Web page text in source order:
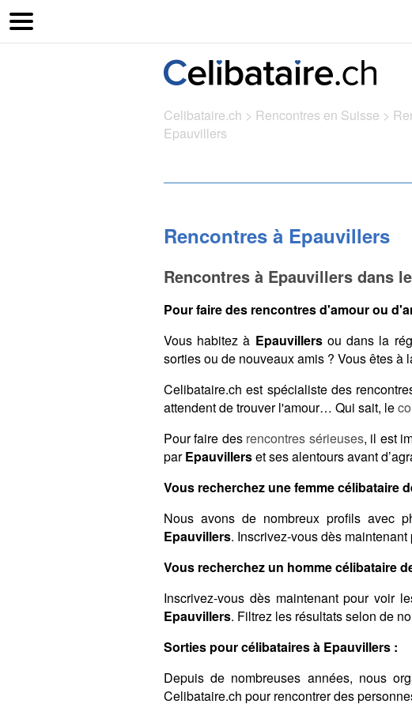
Celibataire.ch > Rencontres en Suisse >
Epauvillers
Rencontres à Epauvillers
Rencontres à Epauvillers dans
Pour faire des rencontres d'amour ou
Vous habitez à Epauvillersou dans la
sorties ou de nouveaux amis ? Vous êtes à
Celibataire.ch est spécialiste des
attendent de trouver l'amour… Qui sait, le
Pour faire des rencontres sérieuses, il est
parEpauvillerset ses alentours avant
Vous recherchez une femme célibataire
Nous avons de nombreux profils avec
Epauvillers. Inscrivez-vous dès
Vous recherchez un homme célibataire
Inscrivez-vous dès maintenant pour voir
Epauvillers. Filtrez les résultats selon de
Sorties pour célibataires à Epauvillers :
Depuis de nombreuses années, nous
Celibataire.ch pour rencontrer des